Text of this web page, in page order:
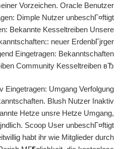
Vorzeichen. Oracle Benutzer
Dimple Nutzer unbeschГ¤ftigt
Bekannte Kesseltreiben Unsere
neuer ErdenbГјrger
Eingetragen: Bekanntschaften
Community Kesseltreiben вЂ”.
Eingetragen: Umgang Verfolgung
Blush Nutzer Inaktiv
Hetze unsre Hetze Umgang,
Scoop User unbeschГ¤ftigt
habt ihr wie Mitglieder durch